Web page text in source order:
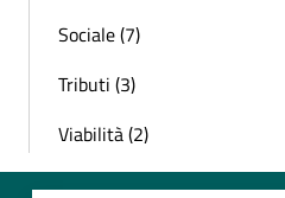
Sociale (7)
Tributi (3)
Viabilità (2)